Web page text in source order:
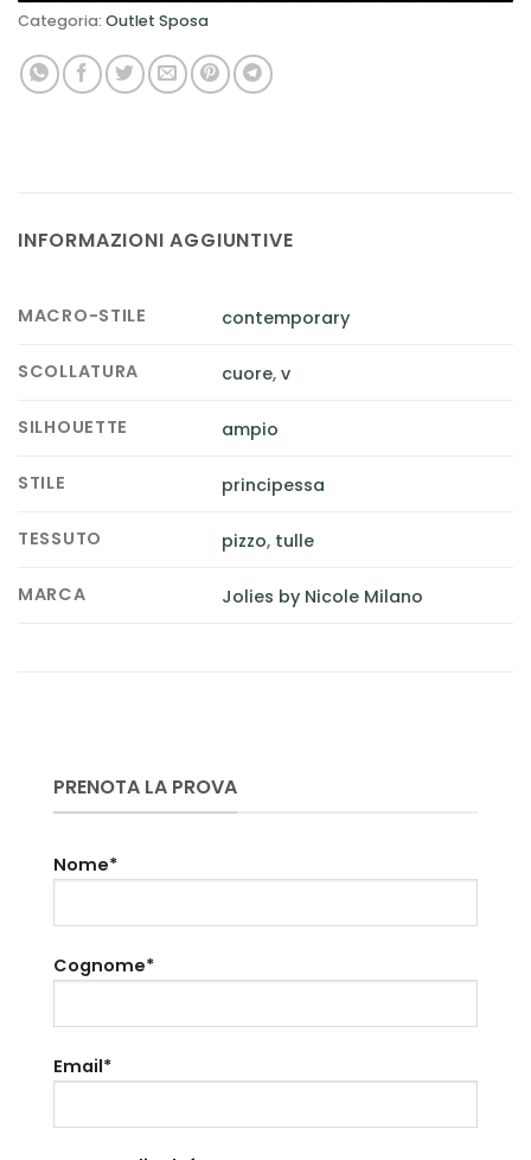
Categoria: Outlet Sposa
INFORMAZIONI AGGIUNTIVE
MACRO-STILE contemporary
SCOLLATURA cuore,v
SILHOUETTE ampio
STILE principessa
TESSUTO pizzo, tulle
MARCA Jolies by Nicole Milano
PRENOTA LA PROVA
Nome*
Cognome*
Email*